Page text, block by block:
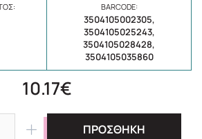
BARCODE:
3504105002305,
3504105025243,
3504105028428,
3504105035860
10.17€
ΠΡΟΣΘΗΚΗ